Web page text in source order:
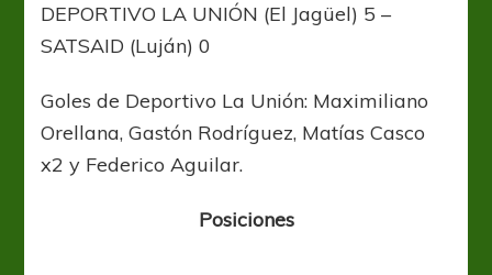
DEPORTIVO LA UNIÓN (El Jagüel) 5 –
SATSAID (Luján) 0
Goles de Deportivo La Unión: Maximiliano
Orellana, Gastón Rodríguez, Matías Casco
x2 y Federico Aguilar.
Posiciones